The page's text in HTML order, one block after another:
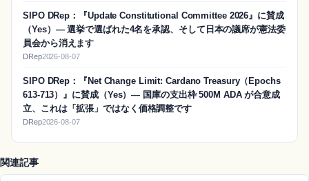
SIPO DRep：『Update Constitutional Committee 2026』に賛成
（Yes）― 選挙で選ばれた4名を承認、そして日本の議席が憲法委
員会から消えます
DRep2026-08-07
SIPO DRep：『Net Change Limit: Cardano Treasury（Epochs
613-713）』に賛成（Yes）― 国庫の支出枠 500M ADA が合意成
立、これは「拡張」ではなく価格調整です
DRep2026-08-07
関連記事